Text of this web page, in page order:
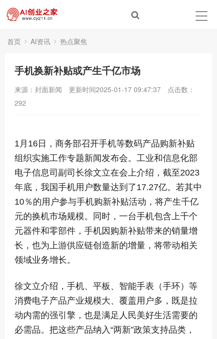
首页 AI资讯 热点聚焦
手机换新补贴或产生千亿市场
来源：封面新闻 更新时间2025-01-17 09:47:37
点击数：
292
1月16日，商务部召开手机等数码产品购新补贴
组织实施工作专题新闻发布会。工业和信息化部
电子信息司副司长徐文立在会上介绍，截至2023
年底，我国手机用户数量达到了17.27亿。若其中
10％的用户参与手机购新补贴活动，将产生千亿
元的换机市场规模。同时，一台手机包含上千个
元器件和零部件，手机因购新补贴带来的销量增
长，也为上游供应链创造新的增量，将带动相关
领域业务增长。
徐文立介绍，手机、平板、智能手表（手环）等
消费电子产品产业规模大、覆盖用户多，既是拉
动内需的强引擎，也是满足人民美好生活需要的
必需品。把这些产品纳入“两新”政策支持品类，